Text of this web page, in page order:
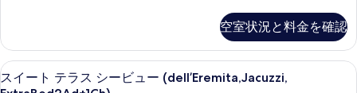
表
示
の
す
べ
(de
Priore,
Extra
Bed
空室状況と料金を確認
ス
セレクト コンフォート製ベッド、ミ
6
スイート テラス シービュー (dell’Eremita,Jacuzzi,